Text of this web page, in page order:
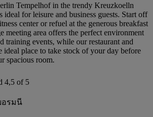
Tempelhof in the trendy Kreuzkoelln
ideal for leisure and business guests. Start off
center or refuel at the generous breakfast
meeting area offers the perfect environment
training events, while our restaurant and
ideal place to take stock of your day before
spacious room.
4,5 of 5
อรมนี